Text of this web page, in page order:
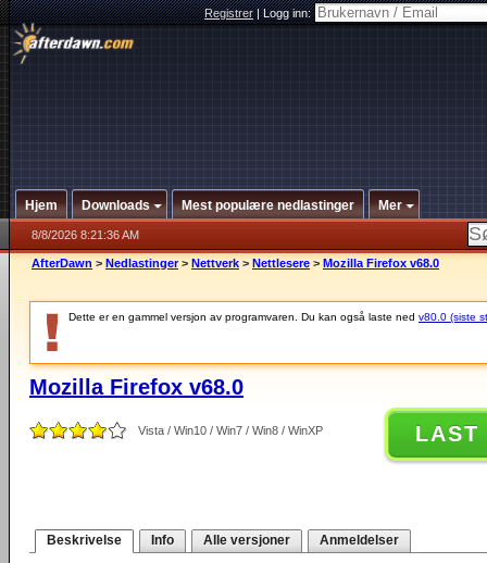
Registrer|Logg inn:
Hjem Downloads Mest populære nedlastinger Mer
8/8/2026 8:21:36 AM
AfterDawn > Nedlastinger > Nettverk > Nettlesere > Mozilla Firefox v68.0
Dette er en gammel versjon av programvaren. Du kan også laste ned v80.0 (siste
Mozilla Firefox v68.0
Vista / Win10 / Win7 / Win8 / WinXP LAST
Beskrivelse Info Alle versjoner Anmeldelser